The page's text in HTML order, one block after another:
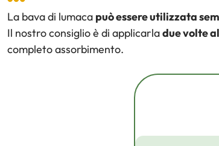
La bava di lumaca può essere utilizzata
Il nostro consiglio è di applicarladue volte
completo assorbimento.